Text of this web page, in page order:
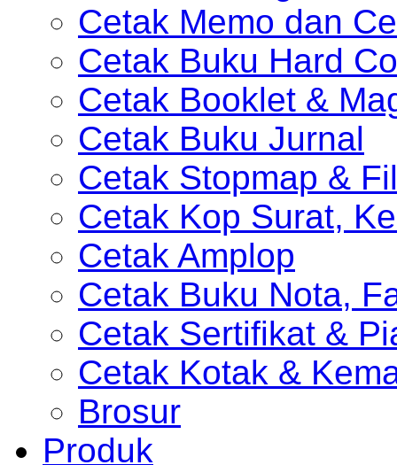
Cetak Memo dan
Cetak Buku Hard
Cetak Booklet &
Cetak Buku Jurnal
Cetak Stopmap &
Cetak Kop Surat,
Cetak Amplop
Cetak Buku Nota,
Cetak Sertifikat &
Cetak Kotak &
Brosur
Produk